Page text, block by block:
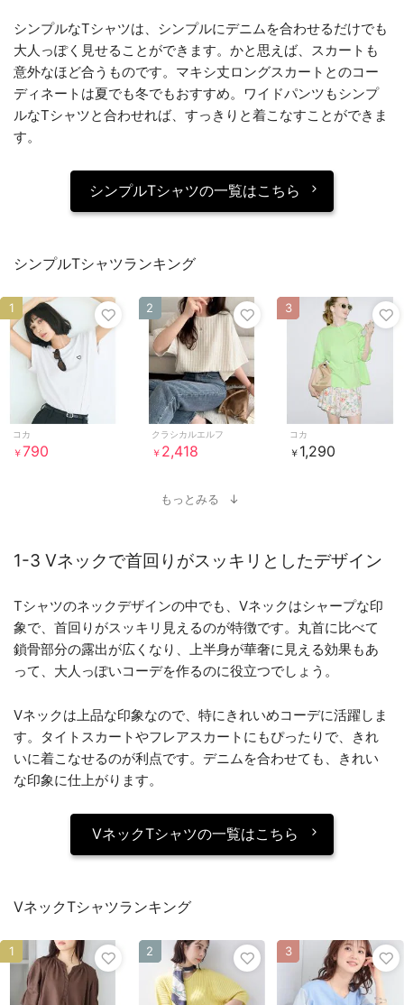
シンプルなTシャツは、シンプルにデニムを合わせるだけでも
大人っぽく見せることができます。かと思えば、スカートも
意外なほど合うものです。マキシ丈ロングスカートとのコー
ディネートは夏でも冬でもおすすめ。ワイドパンツもシンプ
ルなTシャツと合わせれば、すっきりと着こなすことができま
す。
シンプルTシャツの一覧はこちら
シンプルTシャツランキング
コカ
￥790
1
クラシカルエルフ
￥ 2,418
2
コカ
￥ 1,290
3
もっとみる
1-3 Vネックで首回りがスッキリとしたデザイン
Tシャツのネックデザインの中でも、Vネックはシャープな印
象で、首回りがスッキリ見えるのが特徴です。丸首に比べて
鎖骨部分の露出が広くなり、上半身が華奢に見える効果もあ
って、大人っぽいコーデを作るのに役立つでしょう。
Vネックは上品な印象なので、特にきれいめコーデに活躍しま
す。タイトスカートやフレアスカートにもぴったりで、きれ
いに着こなせるのが利点です。デニムを合わせても、きれい
な印象に仕上がります。
VネックTシャツの一覧はこちら
VネックTシャツランキング
1 2 3